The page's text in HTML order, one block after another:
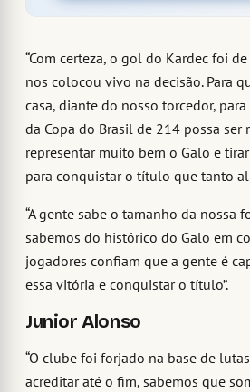
“Com certeza, o gol do Kardec foi
nos colocou vivo na decisão. Para
casa, diante do nosso torcedor,
da Copa do Brasil de 214 possa ser
representar muito bem o Galo e
para conquistar o título que tanto
“A gente sabe o tamanho da nossa
sabemos do histórico do Galo em
jogadores confiam que a gente é
essa vitória e conquistar o título”.
Junior Alonso
“O clube foi forjado na base de
acreditar até o fim, sabemos que